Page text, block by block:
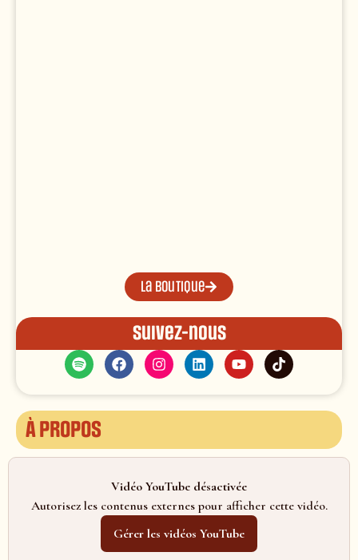
La boutique
Suivez-nous
À propos
Vidéo YouTube désactivée
Autorisez les contenus externes pour afficher cette vidéo.
Gérer les vidéos YouTube